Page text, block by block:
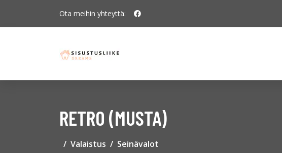
Ota meihin yhteyttä:
RETRO (MUSTA)
Valaistus Seinävalot